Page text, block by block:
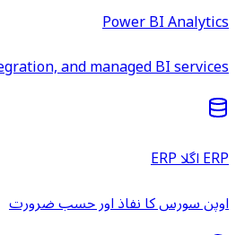
Power BI Analytics
and managed BI services.
ERP اگلا ERP
اوپن سورس کا نفاذ اور حسب ضرورت